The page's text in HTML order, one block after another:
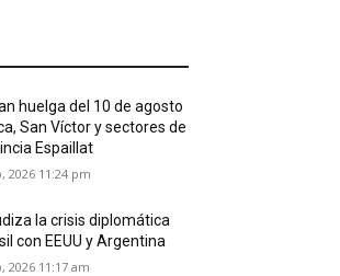
huelga del 10 de agosto
San Víctor y sectores de
Espaillat
2026 11:24 pm
la crisis diplomática
con EEUU y Argentina
2026 11:17 am